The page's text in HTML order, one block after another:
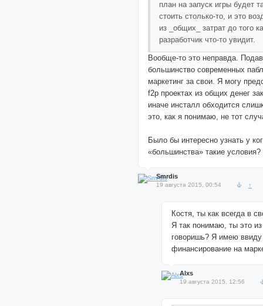
план на запуск игры будет
стоить столько-то, и это
из _общих_ затрат до того
разработчик что-то увидит.
Вообще-то это неправда.
большинство современных
маркетинг за свои. Я могу
f2p проектах из общих денег
иначе инсталл обходится
это, как я понимаю, не тот
Было бы интересно узнать у
«большинства» такие условия?
Smrdis
19 августа 2015, 00:54 ↑
Костя, ты как всегда в
Я так понимаю, ты это из
говоришь? Я имею ввиду
финансирование на
Alxs
19 августа 2015, 12:56